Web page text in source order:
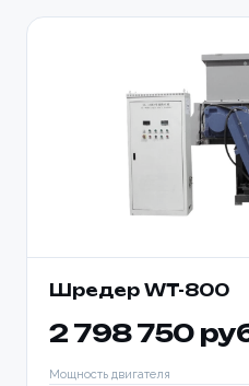
Шредер WT-800
2 798 750
Мощность двигателя